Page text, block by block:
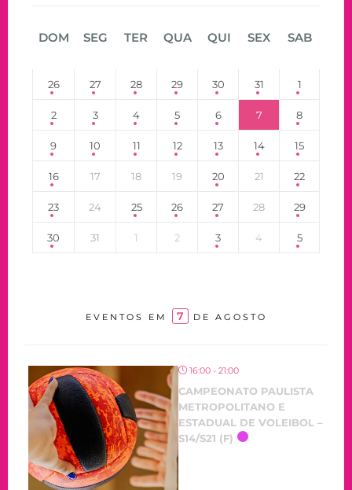
DOM SEG TER QUA QUI SEX SAB
26 27 28 29 30 31 1
2 3 4 5 6 7 8
9 10 11 12 13 14 15
16 17 18 19 20 21 22
23 24 25 26 27 28 29
30 31 1 2 3 4 5
EVENTOS EM 7 DE AGOSTO
16:00 - 21:00
CAMPEONATO PAULISTA
METROPOLITANO E
ESTADUAL DE VOLEIBOL –
S14/S21 (F)